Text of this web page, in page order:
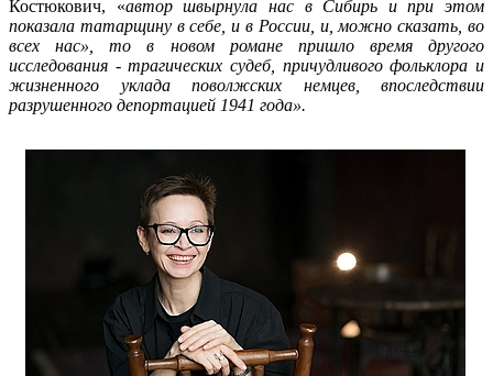
Костюкович, «автор швырнула нас в Сибирь и при этом
показала татарщину в себе, и в России, и, можно сказать, во
всех нас», то в новом романе пришло время другого
исследования - трагических судеб, причудливого фольклора и
жизненного уклада поволжских немцев, впоследствии
разрушенного депортацией 1941 года».